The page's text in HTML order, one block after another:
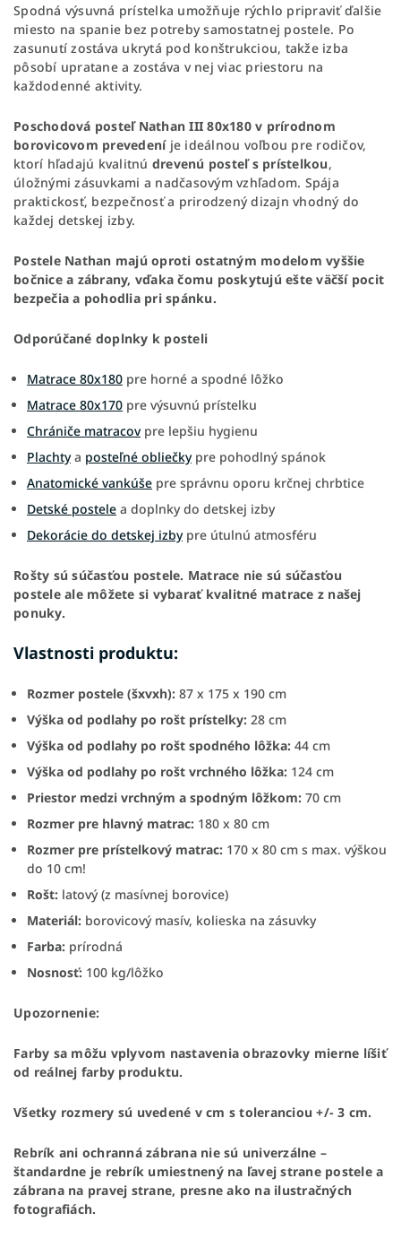
Spodná výsuvná prístelka umožňuje rýchlo pripraviť ďalšie
miesto na spanie bez potreby samostatnej postele. Po
zasunutí zostáva ukrytá pod konštrukciou, takže izba
pôsobí upratane a zostáva v nej viac priestoru na
každodenné aktivity.
Poschodová posteľ Nathan III 80x180 v prírodnom
borovicovom prevedeníje ideálnou voľbou pre rodičov,
ktorí hľadajú kvalitnú drevenú posteľ s prístelkou,
úložnými zásuvkami a nadčasovým vzhľadom. Spája
praktickosť, bezpečnosť a prirodzený dizajn vhodný do
každej detskej izby.
Postele Nathan majú oproti ostatným modelom vyššie
bočnice a zábrany, vďaka čomu poskytujú ešte väčší pocit
bezpečia a pohodlia pri spánku.
Odporúčané doplnky k posteli
Matrace 80x180 pre horné a spodné lôžko
Matrace 80x170 pre výsuvnú prístelku
Chrániče matracovpre lepšiu hygienu
Plachtya posteľné obliečkypre pohodlný spánok
Anatomické vankúše pre správnu oporu krčnej chrbtice
Detské postele a doplnky do detskej izby
Dekorácie do detskej izbypre útulnú atmosféru
Rošty sú súčasťou postele. Matrace nie sú súčasťou
postele ale môžete si vybarať kvalitné matrace z našej
ponuky.
Vlastnosti produktu:
Rozmer postele (šxvxh): 87 x 175 x 190 cm
Výška od podlahy po rošt prístelky: 28 cm
Výška od podlahy po rošt spodného lôžka: 44 cm
Výška od podlahy po rošt vrchného lôžka: 124 cm
Priestor medzi vrchným a spodným lôžkom: 70 cm
Rozmer pre hlavný matrac: 180 x 80 cm
Rozmer pre prístelkový matrac: 170 x 80 cm s max. výškou
do 10 cm!
Rošt: latový (z masívnej borovice)
Materiál: borovicový masív, kolieska na zásuvky
Farba: prírodná
Nosnosť: 100 kg/lôžko
Upozornenie:
Farby sa môžu vplyvom nastavenia obrazovky mierne líšiť
od reálnej farby produktu.
Všetky rozmery sú uvedené v cm s toleranciou +/- 3 cm.
Rebrík ani ochranná zábrana nie sú univerzálne –
štandardne je rebrík umiestnený na ľavej strane postele a
zábrana na pravej strane, presne ako na ilustračných
fotografiách.